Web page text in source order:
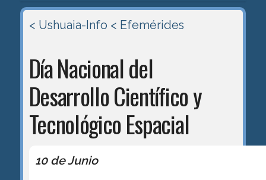
< Ushuaia-Info < Efemérides
Día Nacional del
Desarrollo Científico y
Tecnológico Espacial
10 de Junio